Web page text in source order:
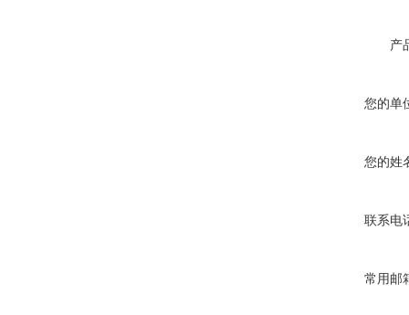
产
您的单
您的姓
联系电
常用邮